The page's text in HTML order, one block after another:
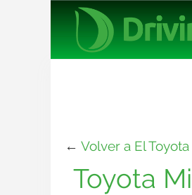
← Volver a El
Toyota